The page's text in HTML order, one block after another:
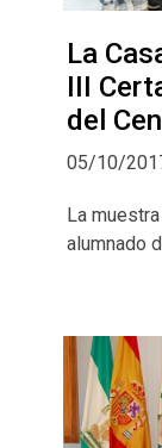
La
III
del
05/10/
La
alumnado